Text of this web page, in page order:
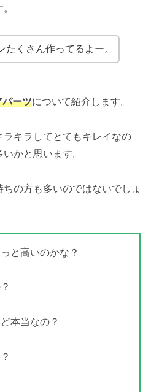
たくさん作ってるよー。
パーツについて紹介します。
キラしてとてもキレイなの
かと思います。
の方も多いのではないでしょ
と高いのかな？
本当なの？